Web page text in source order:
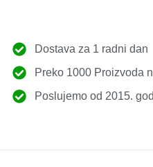
Dostava za 1 radni dan
Preko 1000 Proizvoda
Poslujemo od 2015.